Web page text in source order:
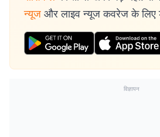
न्यूज और लाइव न्यूज कवरेज के लिए
विज्ञापन